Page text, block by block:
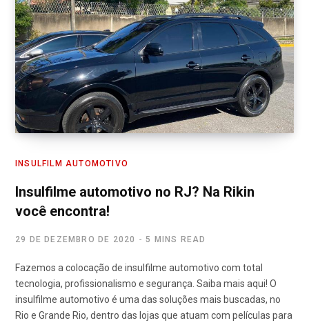
INSULFILM AUTOMOTIVO
Insulfilme automotivo no RJ? Na Rikin
você encontra!
29 DE DEZEMBRO DE 2020 5 MINS READ
Fazemos a colocação de insulfilme automotivo com total
tecnologia, profissionalismo e segurança. Saiba mais aqui! O
insulfilme automotivo é uma das soluções mais buscadas, no
Rio e Grande Rio, dentro das lojas que atuam com películas para